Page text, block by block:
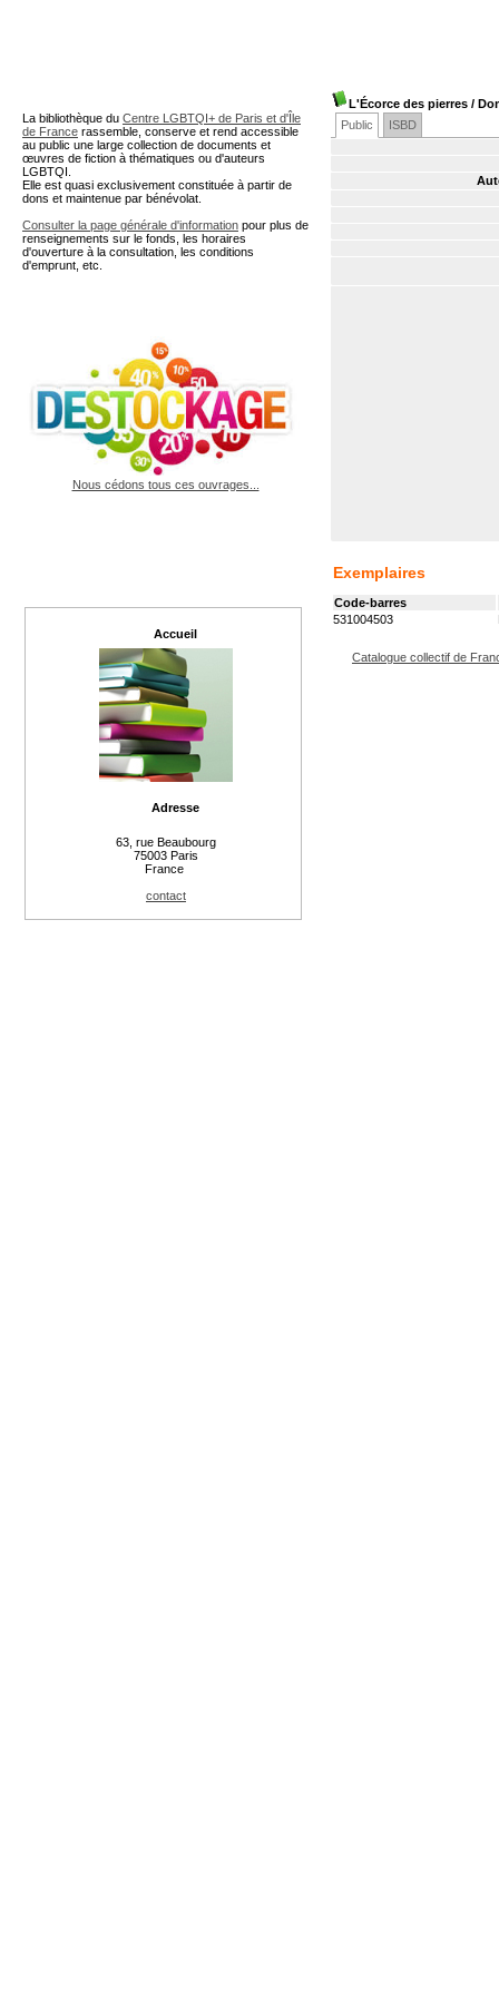
L'Écorce des pierres /
Public
ISBD
Exemplaires
Code-barres
531004503
Catalogue collectif de
La bibliothèque du Centre LGBTQI+ de Paris et d'Île
de France rassemble, conserve et rend accessible
au public une large collection de documents et
œuvres de fiction à thématiques ou d'auteurs
LGBTQI.
Elle est quasi exclusivement constituée à partir de
dons et maintenue par bénévolat.
Consulter la page générale d'information pour plus de
renseignements sur le fonds, les horaires
d'ouverture à la consultation, les conditions
d'emprunt, etc.
Nous cédons tous ces ouvrages...
Accueil
Adresse
63, rue Beaubourg
75003 Paris
France
contact